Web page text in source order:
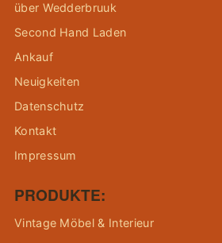
über Wedderbruuk
Second Hand Laden
Ankauf
Neuigkeiten
Datenschutz
Kontakt
Impressum
PRODUKTE:
Vintage Möbel & Interieur